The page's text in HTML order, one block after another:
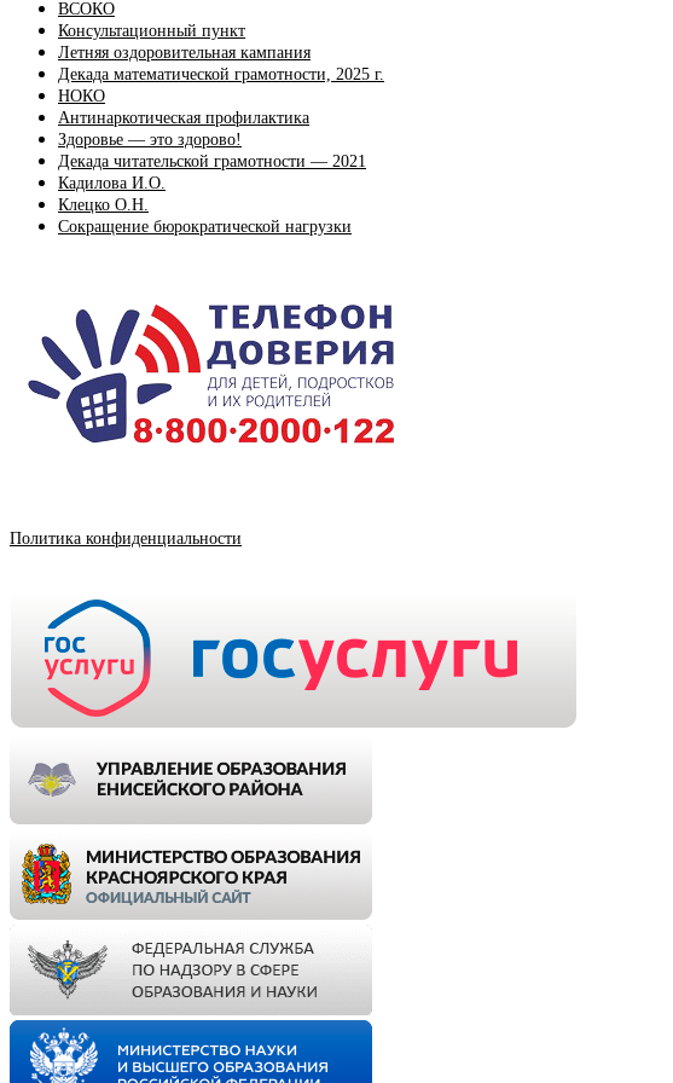
ВСОКО
Консультационный пункт
Летняя оздоровительная кампания
Декада математической грамотности, 2025 г.
НОКО
Антинаркотическая профилактика
Здоровье — это здорово!
Декада читательской грамотности — 2021
Кадилова И.О.
Клецко О.Н.
Сокращение бюрократической нагрузки
Политика конфиденциальности